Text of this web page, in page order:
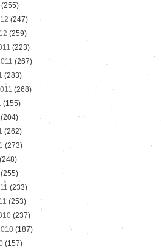
(255)
(247)
(259)
(223)
(267)
(283)
(268)
(155)
(204)
(262)
(273)
(248)
(255)
(233)
(253)
(237)
(187)
(157)